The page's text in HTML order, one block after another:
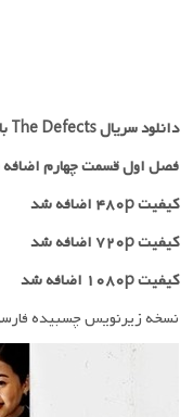
دانلود سریال The Defects با لینک مستقیم
فصل اول قسمت چهارم
کیفیت ۴۸۰p اضافه شد
کیفیت ۷۲۰p
اضافه شد
کیفیت ۱۰۸۰p اضافه شد
نسخه زیرنویس چسبیده